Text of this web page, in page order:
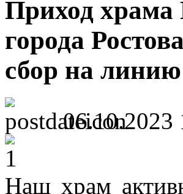
Приход храма
города
сбор на
06.10.2023
Наш храм